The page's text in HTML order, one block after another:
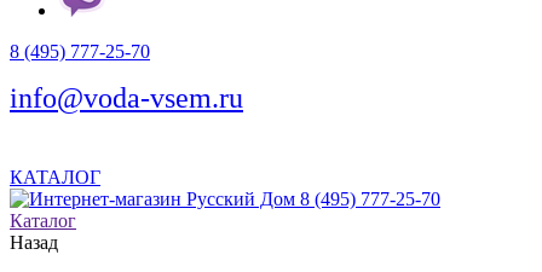
8 (495) 777-25-70
info@voda-vsem.ru
КАТАЛОГ
8 (495) 777-25-70
Каталог
Назад